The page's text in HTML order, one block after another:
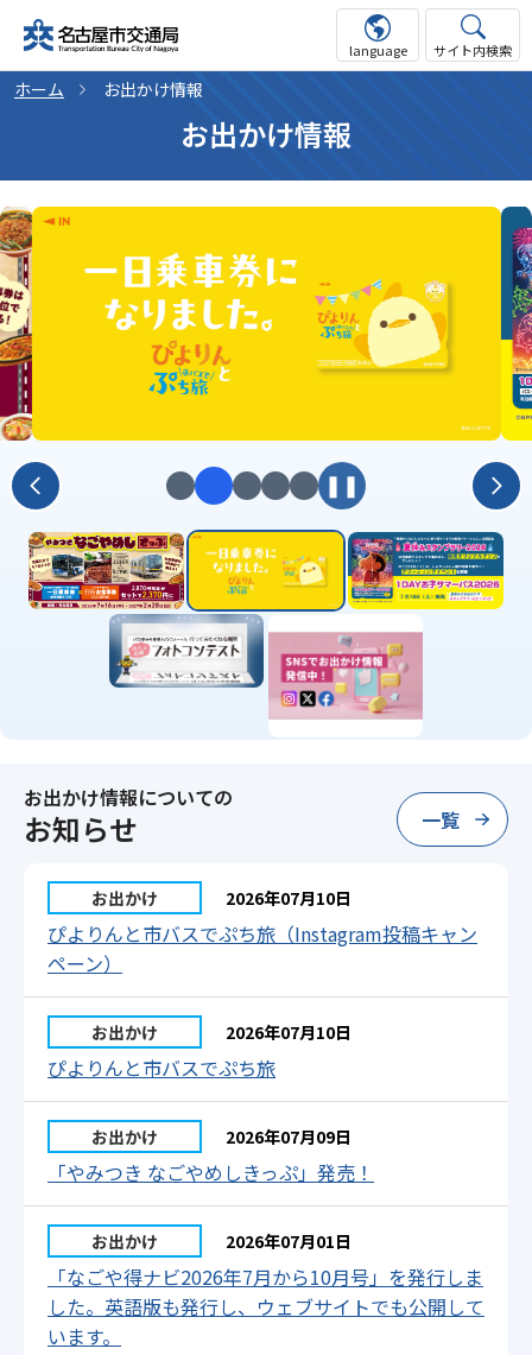
language サイト内検索
ホーム お出かけ情報
お出かけ情報
前へ 次へ
❚❚
お出かけ情報についての
お知らせ 一覧
お出かけ 2026年07月10日
ぴよりんと市バスでぷち旅（Instagram投稿キャン
ペーン）
お出かけ 2026年07月10日
ぴよりんと市バスでぷち旅
お出かけ 2026年07月09日
「やみつき なごやめしきっぷ」発売！
お出かけ 2026年07月01日
「なごや得ナビ2026年7月から10月号」を発行しま
した。英語版も発行し、ウェブサイトでも公開して
います。